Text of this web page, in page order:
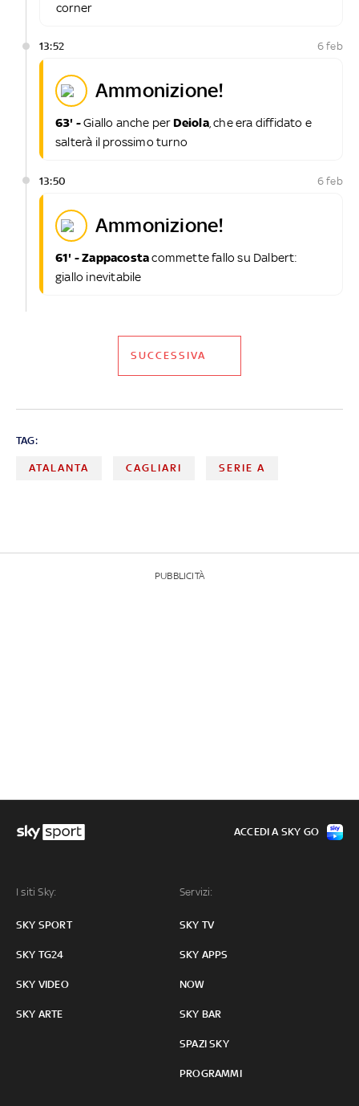
corner
13:52 6 feb
ammonizione!
63' -Giallo anche per Deiola, che era diffidato e
salterà il prossimo turno
13:50 6 feb
ammonizione!
61' - Zappacostacommette fallo su Dalbert:
giallo inevitabile
SUCCESSIVA
TAG:
ATALANTA CAGLIARI SERIE A
PUBBLICITÀ
I siti Sky:
SKY SPORT
SKY TG24
SKY VIDEO
SKY ARTE
Servizi:
SKY TV
SKY APPS
NOW
SKY BAR
SPAZI SKY
PROGRAMMI
ACCEDI A SKY GO